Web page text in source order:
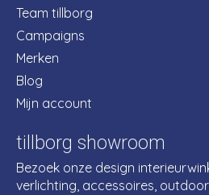
Team tillborg
Campaigns
Merken
Blog
Mijn account
tillborg showroom
Bezoek onze design
verlichting, accessoires,